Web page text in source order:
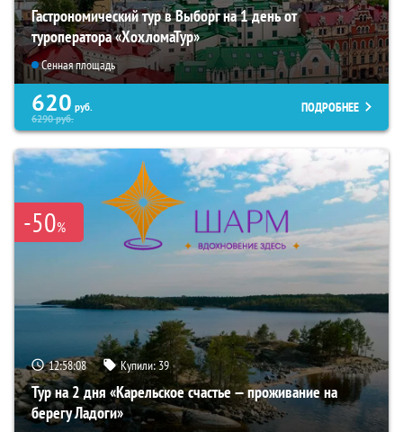
Гастрономический тур в Выборг на 1 день от
туроператора «ХохломаТур»
Сенная площадь
620 руб.
6290руб.
ПОДРОБНЕЕ
-50%
12:58:07 Купили:39
Тур на 2 дня «Карельское счастье — проживание на
берегу Ладоги»